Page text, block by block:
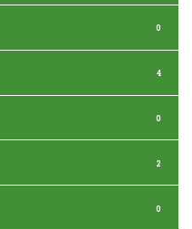
0
4
0
2
0